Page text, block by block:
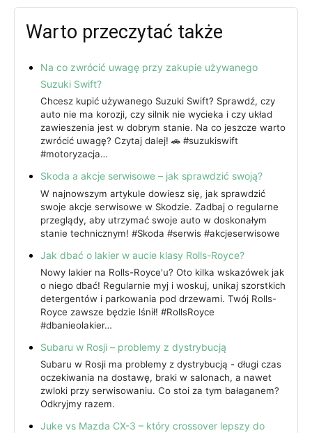
Warto przeczytać także
Na co zwrócić uwagę przy zakupie używanego
Suzuki Swift?
Chcesz kupić używanego Suzuki Swift? Sprawdź, czy
auto nie ma korozji, czy silnik nie wycieka i czy układ
zawieszenia jest w dobrym stanie. Na co jeszcze warto
zwrócić uwagę? Czytaj dalej! 🚗 #suzukiswift
#motoryzacja…
Skoda a akcje serwisowe – jak sprawdzić swoją?
W najnowszym artykule dowiesz się, jak sprawdzić
swoje akcje serwisowe w Skodzie. Zadbaj o regularne
przeglądy, aby utrzymać swoje auto w doskonałym
stanie technicznym! #Skoda #serwis #akcjeserwisowe
Jak dbać o lakier w aucie klasy Rolls-Royce?
Nowy lakier na Rolls-Royce'u? Oto kilka wskazówek jak
o niego dbać! Regularnie myj i woskuj, unikaj szorstkich
detergentów i parkowania pod drzewami. Twój Rolls-
Royce zawsze będzie lśnił! #RollsRoyce
#dbanieolakier…
Subaru w Rosji – problemy z dystrybucją
Subaru w Rosji ma problemy z dystrybucją - długi czas
oczekiwania na dostawę, braki w salonach, a nawet
zwloki przy serwisowaniu. Co stoi za tym bałaganem?
Odkryjmy razem.
Juke vs Mazda CX-3 – który crossover lepszy do